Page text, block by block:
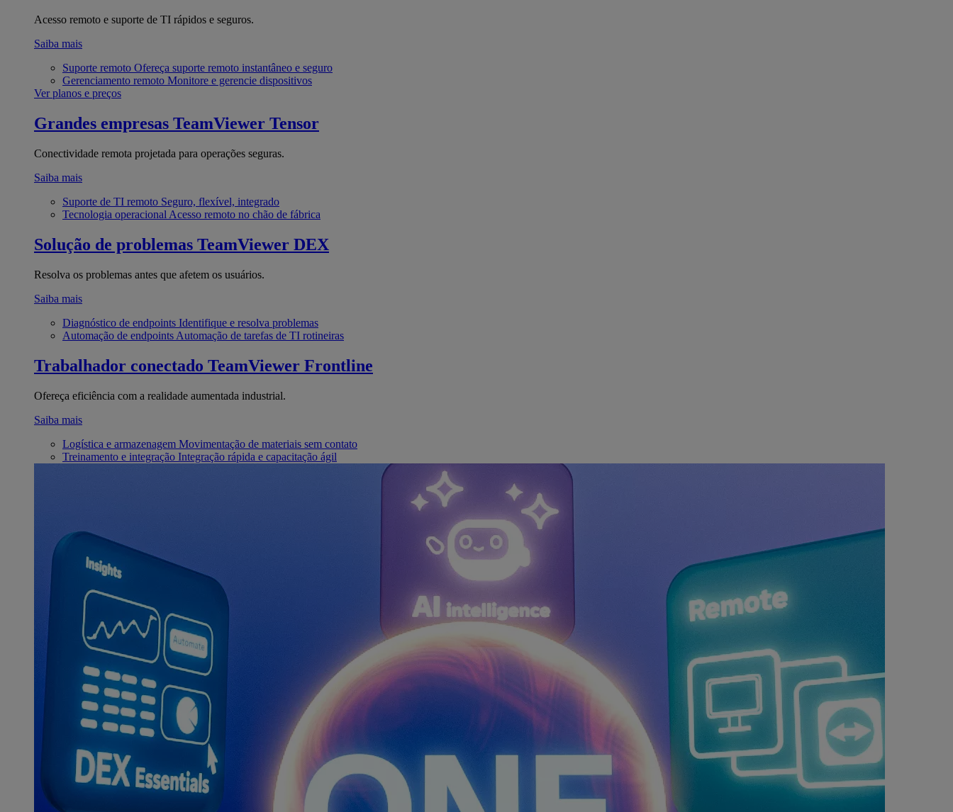
Acesso remoto e suporte de TI rápidos e seguros.
Saiba mais
Suporte remoto Ofereça suporte remoto instantâneo e seguro
Gerenciamento remoto Monitore e gerencie dispositivos
Ver planos e preços
Grandes empresas TeamViewer Tensor
Conectividade remota projetada para operações seguras.
Saiba mais
Suporte de TI remoto Seguro, flexível, integrado
Tecnologia operacional Acesso remoto no chão de fábrica
Solução de problemas TeamViewer DEX
Resolva os problemas antes que afetem os usuários.
Saiba mais
Diagnóstico de endpoints Identifique e resolva problemas
Automação de endpoints Automação de tarefas de TI rotineiras
Trabalhador conectado TeamViewer Frontline
Ofereça eficiência com a realidade aumentada industrial.
Saiba mais
Logística e armazenagem Movimentação de materiais sem contato
Treinamento e integração Integração rápida e capacitação ágil